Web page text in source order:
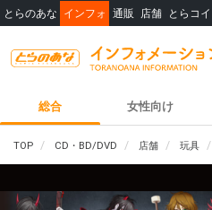
とらのあな インフォ 通販 店舗 とらコ
総合 女性向け
TOP CD・BD/DVD 店舗 玩具